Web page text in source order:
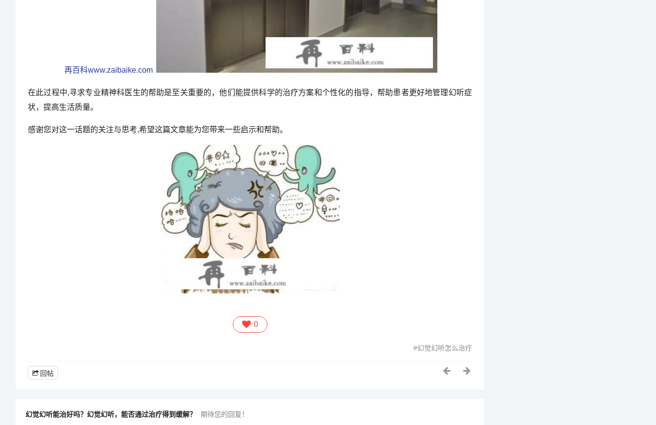
再百科www.zaibaike.com
在此过程中,寻求专业精神科医生的帮助是至关重要的，他们能提供科学的治疗方案和个性化的指导，帮助患者更好地管理幻听症
状，提高生活质量。
感谢您对这一话题的关注与思考,希望这篇文章能为您带来一些启示和帮助。
0
幻觉幻听怎么治疗
回帖
幻觉幻听能治好吗？幻觉幻听，能否通过治疗得到缓解？ 期待您的回复！